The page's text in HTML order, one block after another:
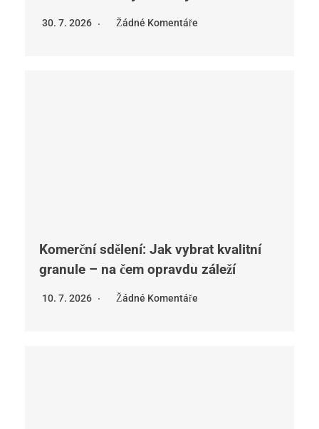
30. 7. 2026 Žádné Komentáře
Komerční sdělení: Jak vybrat kvalitní
granule – na čem opravdu záleží
10. 7. 2026 Žádné Komentáře